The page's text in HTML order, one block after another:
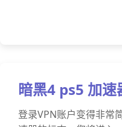
暗黑4 ps5 加速
登录VPN账户变得非常